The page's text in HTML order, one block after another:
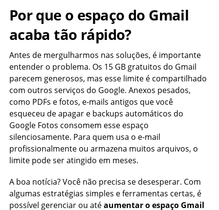
Por que o espaço do Gmail
acaba tão rápido?
Antes de mergulharmos nas soluções, é importante
entender o problema. Os 15 GB gratuitos do Gmail
parecem generosos, mas esse limite é compartilhado
com outros serviços do Google. Anexos pesados,
como PDFs e fotos, e-mails antigos que você
esqueceu de apagar e backups automáticos do
Google Fotos consomem esse espaço
silenciosamente. Para quem usa o e-mail
profissionalmente ou armazena muitos arquivos, o
limite pode ser atingido em meses.
A boa notícia? Você não precisa se desesperar. Com
algumas estratégias simples e ferramentas certas, é
possível gerenciar ou atéaumentar o espaço Gmail